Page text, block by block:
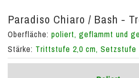
Paradiso Chiaro / Bash -
Oberfläche: poliert, geflammt und
Stärke: Trittstufe 2,0 cm, Setzstufe